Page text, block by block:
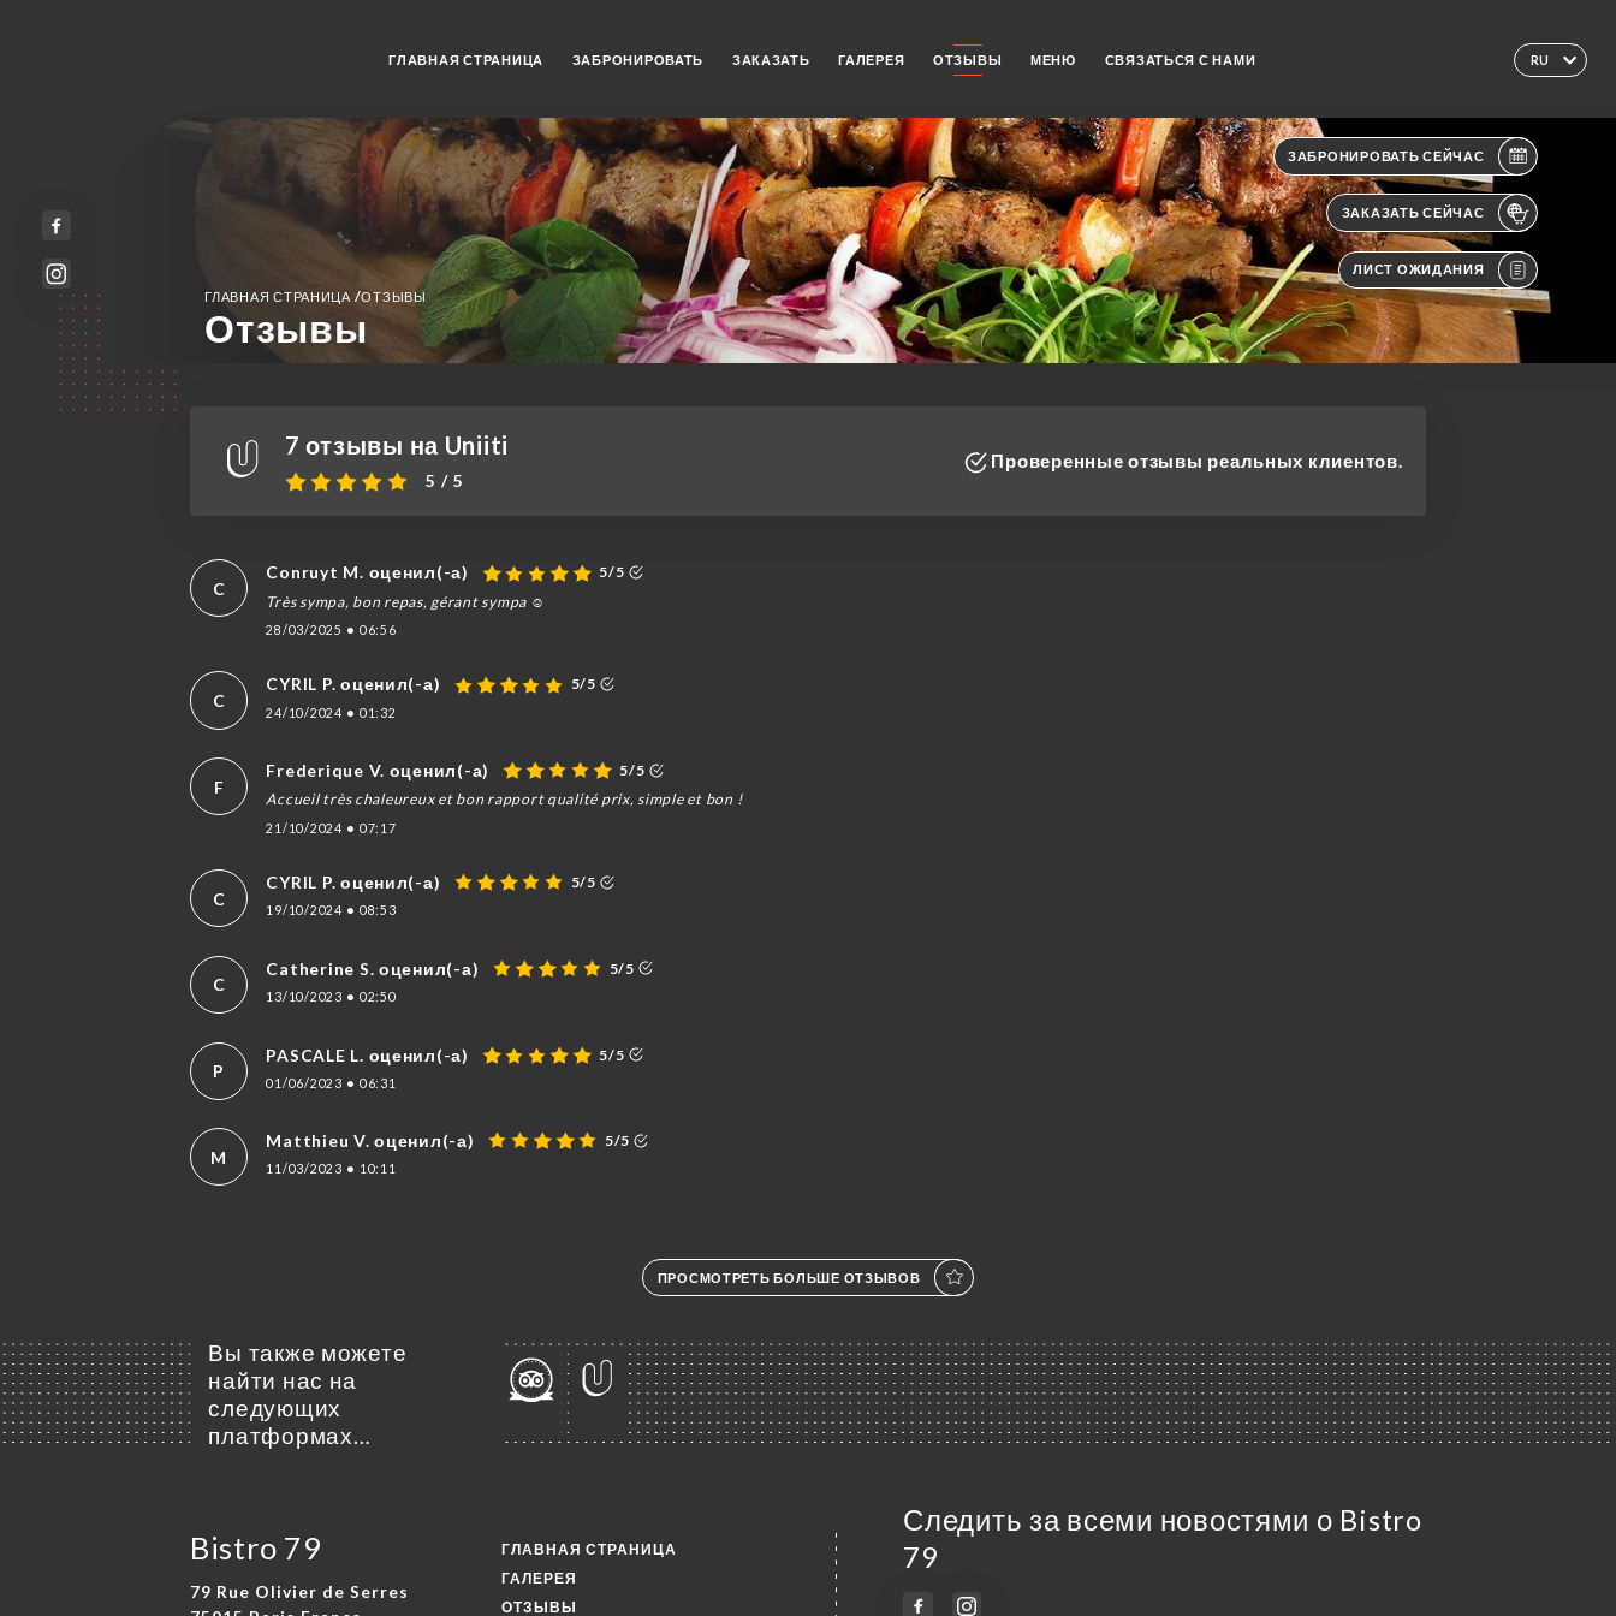
RU
ГЛАВНАЯ СТРАНИЦА ЗАБРОНИРОВАТЬ ЗАКАЗАТЬ ГАЛЕРЕЯ ОТЗЫВЫ МЕНЮ СВЯЗАТЬСЯ С НАМИ
ЗАБРОНИРОВАТЬ СЕЙЧАС
ЗАКАЗАТЬ СЕЙЧАС
ЛИСТ ОЖИДАНИЯ
ГЛАВНАЯ СТРАНИЦА /ОТЗЫВЫ
Отзывы
7 отзывы на Uniiti
5 / 5
Проверенные отзывы реальных клиентов.
C
Conruyt M. оценил(-а)
5/5
Très sympa, bon repas, gérant sympa ☺️
28/03/2025 • 06:56
C
CYRIL P. оценил(-а) 5/5
24/10/2024 • 01:32
F
Frederique V. оценил(-а)
5/5
Accueil très chaleureux et bon rapport qualité prix, simple et bon !
21/10/2024 • 07:17
C
CYRIL P. оценил(-а) 5/5
19/10/2024 • 08:53
C
Catherine S. оценил(-а) 5/5
13/10/2023 • 02:50
P
PASCALE L. оценил(-а) 5/5
01/06/2023 • 06:31
M
Matthieu V. оценил(-а) 5/5
11/03/2023 • 10:11
ПРОСМОТРЕТЬ БОЛЬШЕ ОТЗЫВОВ
Вы также можете
найти нас на
следующих
платформах…
Bistro 79
79 Rue Olivier de Serres
ГЛАВНАЯ СТРАНИЦА
ГАЛЕРЕЯ
ОТЗЫВЫ
Следить за всеми новостями о Bistro
79